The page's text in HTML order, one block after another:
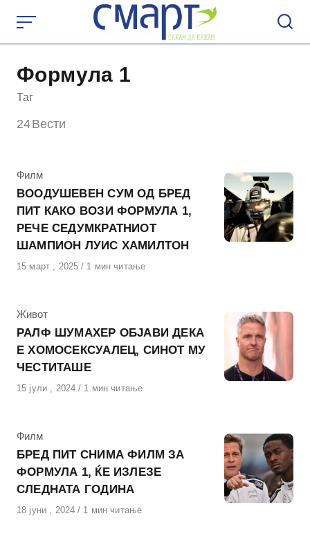
content
Формула 1
Таг
24Вести
КАтегорија
Филм
ВООДУШЕВЕН СУМ ОД БРЕД
ПИТ КАКО ВОЗИ ФОРМУЛА 1,
РЕЧЕ СЕДУМКРАТНИОТ
ШАМПИОН ЛУИС ХАМИЛТОН
Објавено
15 март , 2025 1 мин читање
КАтегорија
Живот
РАЛФ ШУМАХЕР ОБЈАВИ ДЕКА
Е ХОМОСЕКСУАЛЕЦ, СИНОТ МУ
ЧЕСТИТАШЕ
Објавено
15 јули , 2024 1 мин читање
КАтегорија
Филм
БРЕД ПИТ СНИМА ФИЛМ ЗА
ФОРМУЛА 1, ЌЕ ИЗЛЕЗЕ
СЛЕДНАТА ГОДИНА
Објавено
18 јуни , 2024 1 мин читање